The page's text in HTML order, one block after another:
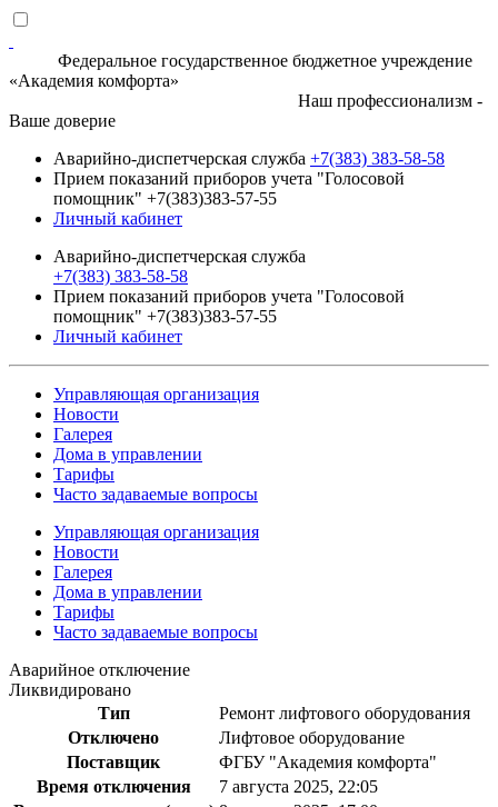
Федеральное государственное бюджетное учреждение
«Академия комфорта»
Наш профессионализм -
Ваше доверие
Аварийно-диспетчерская служба +7(383) 383-58-58
Прием показаний приборов учета "Голосовой
помощник" +7(383)383-57-55
Личный кабинет
Аварийно-диспетчерская служба
+7(383) 383-58-58
Прием показаний приборов учета "Голосовой
помощник" +7(383)383-57-55
Личный кабинет
Управляющая организация
Новости
Галерея
Дома в управлении
Тарифы
Часто задаваемые вопросы
Управляющая организация
Новости
Галерея
Дома в управлении
Тарифы
Часто задаваемые вопросы
Аварийное отключение
Ликвидировано
Тип
Ремонт лифтового оборудования
Отключено
Лифтовое оборудование
Поставщик
ФГБУ "Академия комфорта"
Время отключения
7 августа 2025, 22:05